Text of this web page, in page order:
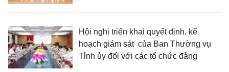
Hội nghị triển khai quyết định, kế
hoạch giám sát của Ban Thường vụ
Tỉnh ủy đối với các tổ chức đảng